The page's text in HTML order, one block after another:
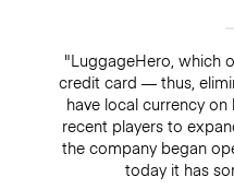
"LuggageHero, which
credit card — thus,
have local currency
recent players to
the company began
today it has